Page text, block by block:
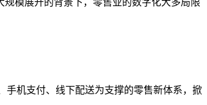
手机支付、线下配送为支撑的零售新体系，掀